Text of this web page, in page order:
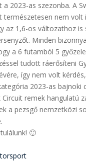
a 2023-as szezonba. A
természetesen nem volt
az 1,6-os változathoz is
Minden
a 6 futamból 5
tudott ráerősíteni
így nem volt
2023-as bajnoki
Circuit remek hangulatú
a pezsgő nemzetközi
🙂